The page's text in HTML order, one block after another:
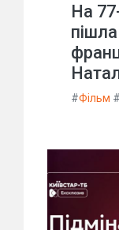
На
#Фільм #